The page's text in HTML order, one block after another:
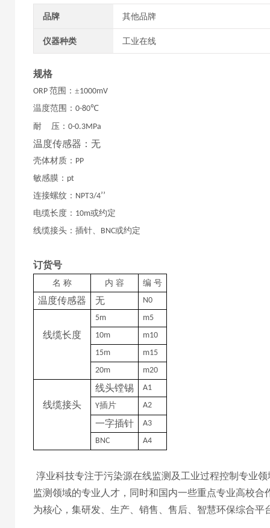
品牌 其他品牌
仪器种类 工业在线
规格
ORP 范围：±1000mV
温度范围： 0-80℃
耐
压： 0-0.3MPa
温度传感器：无
壳体材质： PP
敏感膜： pt
连接螺纹： NPT3/4’’
电缆长度： 10m或约定
线缆接头：插针、 BNC或约定
订货号
名 称 内 容 编 号
温度传感器 无 N0
线缆长度
5m
m5
10m
m10
15m
m15
20m
m20
线缆接头
线头镗锡
A1
Y插片 A2
一字插针
A3
BNC
A4
淳业科技专注于污染源在线监测及工业过程控制专业
监测领域的专业人才，同时和国内一些重点专业高校合
为核心，集研发、生产、销售、售后、智慧环保综合平